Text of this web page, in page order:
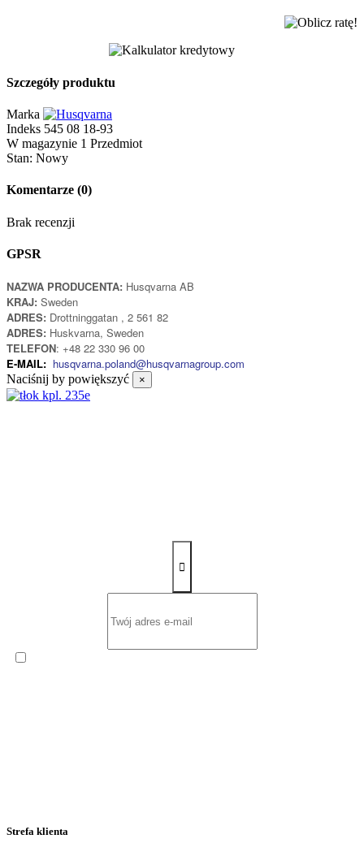
Szczegóły produktu
Marka
Indeks 545 08 18-93
W magazynie 1 Przedmiot
Stan: Nowy
Komentarze (0)
Brak recenzji
GPSR
NAZWA PRODUCENTA: Husqvarna AB
KRAJ: Sweden
ADRES: Drottninggatan , 2 561 82
ADRES: Huskvarna, Sweden
TELEFON: +48 22 330 96 00
E-MAIL: husqvarna.poland@husqvarnagroup.com
Naciśnij by powiększyć ×
Strefa klienta